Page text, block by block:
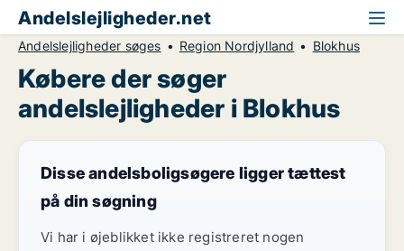
Andelslejligheder.net
Andelslejligheder søges Region Nordjylland Blokhus
Købere der søger
andelslejligheder i Blokhus
Disse andelsboligsøgere ligger tættest
på din søgning
Vi har i øjeblikket ikke registreret nogen